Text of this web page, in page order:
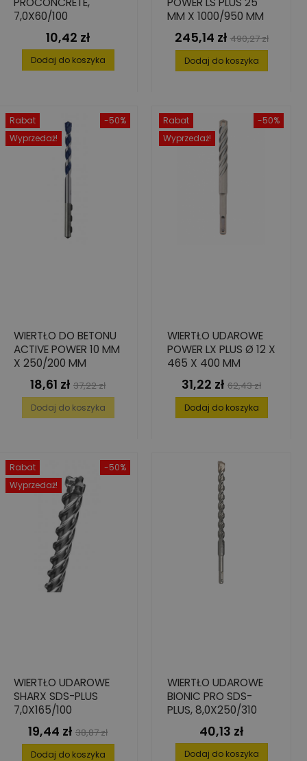
7,0X60/100
Cena
10,42 zł
Dodaj do koszyka
MM X 1000/950 MM
Cena
245,14 zł Cena
podstawowa
490,27 zł
Dodaj do koszyka
-50%
Rabat
Wyprzedaż!
WIERTŁO DO BETONU
ACTIVE POWER 10 MM
X 250/200 MM
Cena
18,61 zł Cena
podstawowa
37,22 zł
Dodaj do koszyka
-50%
Rabat
Wyprzedaż!
WIERTŁO UDAROWE
POWER LX PLUS Ø 12 X
465 X 400 MM
Cena
31,22 zł Cena
podstawowa
62,43 zł
Dodaj do koszyka
-50%
Rabat
Wyprzedaż!
WIERTŁO UDAROWE
SHARX SDS-PLUS
7,0X165/100
Cena
19,44 zł Cena
podstawowa
38,87 zł
Dodaj do koszyka
WIERTŁO UDAROWE
BIONIC PRO SDS-
PLUS, 8,0X250/310
Cena
40,13 zł
Dodaj do koszyka